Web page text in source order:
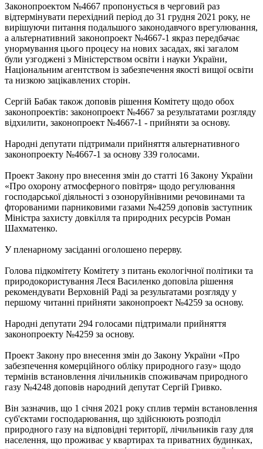
Законопроектом №4667 пропонується в черговий раз
відтермінувати перехідний період до 31 грудня 2021 року, не
вирішуючи питання подальшого законодавчого врегулювання,
а альтернативний законопроект №4667-1 якраз передбачає
унормування цього процесу на нових засадах, які загалом
були узгоджені з Міністерством освіти і науки України,
Національним агентством із забезпечення якості вищої освіти
та низкою зацікавлених сторін.
Сергій Бабак також доповів рішення Комітету щодо обох
законопроектів: законопроект №4667 за результатами розгляду
відхилити, законопроект №4667-1 - прийняти за основу.
Народні депутати підтримали прийняття альтернативного
законопроекту №4667-1 за основу 339 голосами.
Проект Закону про внесення змін до статті 16 Закону України
«Про охорону атмосферного повітря» щодо регулювання
господарської діяльності з озоноруйнівними речовинами та
фторованими парниковими газами №4259 доповів заступник
Міністра захисту довкілля та природних ресурсів Роман
Шахматенко.
У пленарному засіданні оголошено перерву.
Голова підкомітету Комітету з питань екологічної політики та
природокористування Леся Василенко доповіла рішення
рекомендувати Верховній Раді за результатами розгляду у
першому читанні прийняти законопроект №4259 за основу.
Народні депутати 294 голосами підтримали прийняття
законопроекту №4259 за основу.
Проект Закону про внесення змін до Закону України «Про
забезпечення комерційного обліку природного газу» щодо
термінів встановлення лічильників споживачам природного
газу №4248 доповів народний депутат Сергій Гривко.
Він зазначив, що 1 січня 2021 року сплив термін встановлення
суб'єктами господарювання, що здійснюють розподіл
природного газу на відповідні території, лічильників газу для
населення, що проживає у квартирах та приватних будинках,